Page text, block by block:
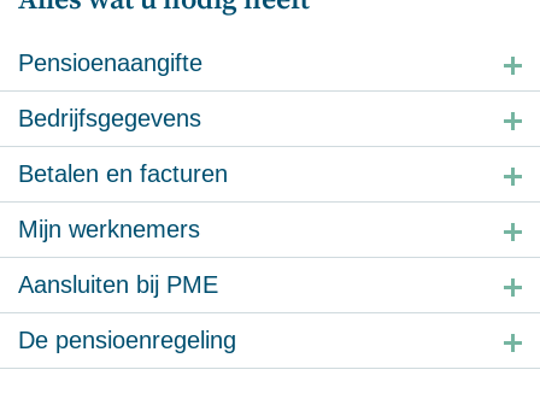
Pensioenaangifte
Bedrijfsgegevens
Betalen en facturen
Mijn werknemers
Aansluiten bij PME
De pensioenregeling